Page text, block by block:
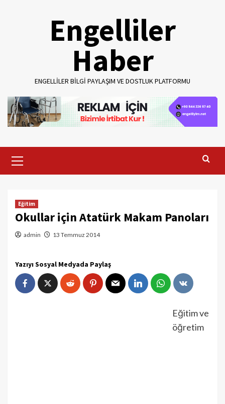
Engelliler
Haber
ENGELLILER BILGI PAYLAŞIM VE DOSTLUK PLATFORMU
Menu
Eğitim
Okullar için Atatürk Makam Panoları
admin 13 Temmuz 2014
Yazıyı Sosyal Medyada Paylaş
Eğitim ve
öğretim